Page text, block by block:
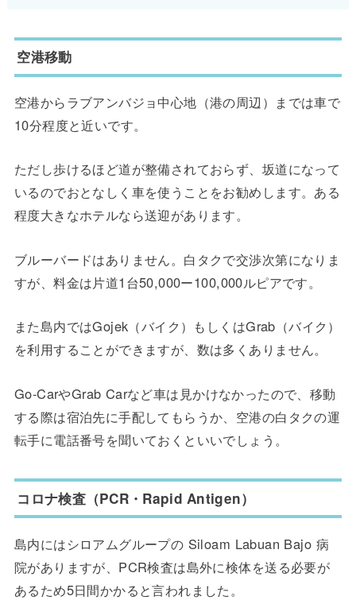
空港移動
空港からラブアンバジョ中心地（港の周辺）までは車で
10分程度と近いです。
ただし歩けるほど道が整備されておらず、坂道になって
いるのでおとなしく車を使うことをお勧めします。ある
程度大きなホテルなら送迎があります。
ブルーバードはありません。白タクで交渉次第になりま
すが、料金は片道1台50,000ー100,000ルピアです。
また島内ではGojek（バイク）もしくはGrab（バイク）
を利用することができますが、数は多くありません。
Go-CarやGrab Carなど車は見かけなかったので、移動
する際は宿泊先に手配してもらうか、空港の白タクの運
転手に電話番号を聞いておくといいでしょう。
コロナ検査（PCR・Rapid Antigen）
島内にはシロアムグループの Siloam Labuan Bajo 病
院がありますが、PCR検査は島外に検体を送る必要が
あるため5日間かかると言われました。